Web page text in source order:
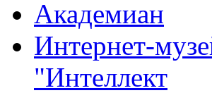
Академиан
Интернет-
"Интеллект